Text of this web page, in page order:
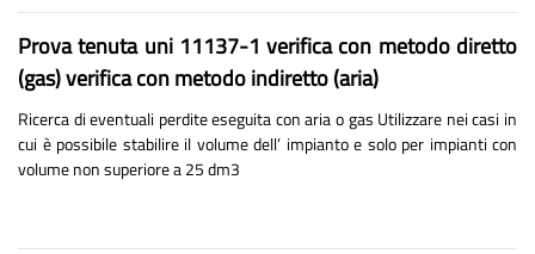
Prova tenuta uni 11137-1 verifica con metodo diretto
(gas) verifica con metodo indiretto (aria)
Ricerca di eventuali perdite eseguita con aria o gas Utilizzare nei casi in
cui è possibile stabilire il volume dell’ impianto e solo per impianti con
volume non superiore a 25 dm3